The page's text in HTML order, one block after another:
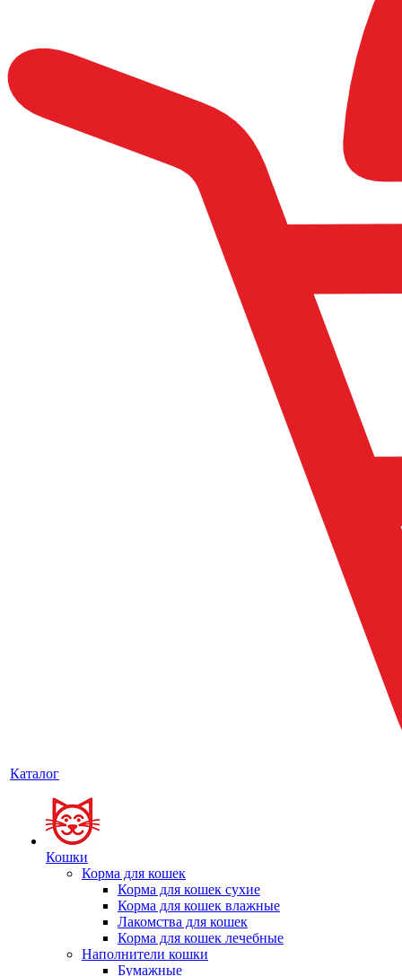
Каталог
Кошки
Корма для кошек
Корма для кошек сухие
Корма для кошек влажные
Лакомства для кошек
Корма для кошек лечебные
Наполнители кошки
Бумажные